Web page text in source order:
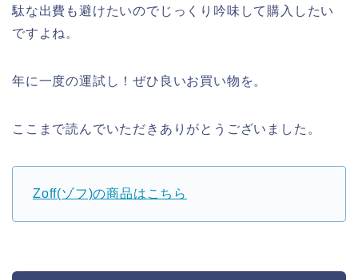
駄な出費も避けたいのでじっくり吟味して購入したい
ですよね。
年に一度の運試し！ぜひ良いお買い物を。
ここまで読んでいただきありがとうございました。
Zoff(ゾフ)の商品はこちら